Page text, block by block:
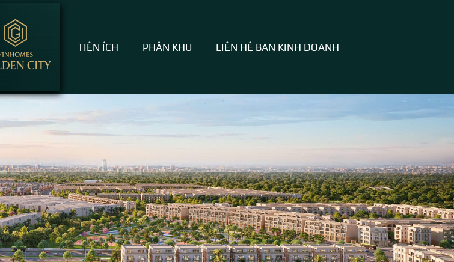
TIỆN ÍCH PHÂN KHU LIÊN HỆ BAN KINH DOANH